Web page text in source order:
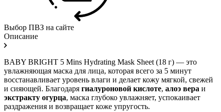
Выбор ПВЗ на сайте
Описание
BABY BRIGHT 5 Mins Hydrating Mask Sheet (18 г) — это
увлажняющая маска для лица, которая всего за 5 минут
восстанавливает уровень влаги и делает кожу мягкой, свежей
и сияющей. Благодаря гиалуроновой кислоте, алоэ вера и
экстракту огурца, маска глубоко увлажняет, успокаивает
раздражения и возвращает коже упругость.